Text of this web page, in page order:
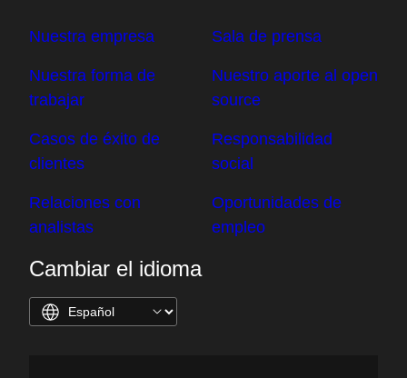
Nuestra empresa
Nuestra forma de
trabajar
Casos de éxito de
clientes
Relaciones con
analistas
Sala de prensa
Nuestro aporte al open
source
Responsabilidad
social
Oportunidades de
empleo
Cambiar el idioma